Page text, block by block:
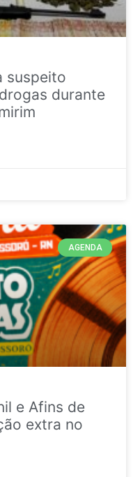
suspeito
durante
AGENDA
e Afins de
extra no